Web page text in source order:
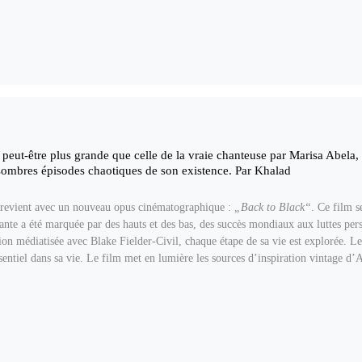
être plus grande que celle de la vraie chanteuse par Marisa
épisodes chaotiques de son existence. Par Khalad
avec un nouveau opus cinématographique : „Back to Black“ . Ce film
a été marquée par des hauts et des bas, des succès mondiaux aux luttes
médiatisée avec Blake Fielder-Civil, chaque étape de sa vie est explorée.
dans sa vie. Le film met en lumière les sources d’inspiration vintage